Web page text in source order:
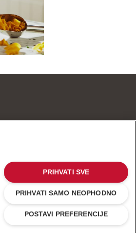
POSTAVI PREFERENCIJE
PRIHVATI SAMO NEOPHODNO
PRIHVATI SVE